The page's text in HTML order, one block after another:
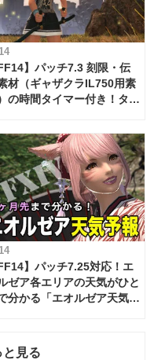
FF14】パッチ7.3 刻限・伝
材（ギャザクラIL750用素
の時間タイマー付き！タイ
FF14】パッチ7.25対応！エ
ゼア各エリアの天気がひと
分かる「エオルゼア天気予
見る